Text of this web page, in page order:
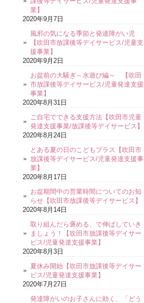
業】
2020年9月7日
風邪の気になる季節と発達障がい児
【吹田市放課後等デイサービス/児童支
援事業】
2020年9月2日
お盆前の大騒ぎ～水遊び編～ 【吹田
市放課後等デイサービス/児童発達支援
事業】
2020年8月31日
ご自宅でできる支援方法【吹田市児童
発達支援事業/放課後等デイサービス】
2020年8月24日
とある夏の日のこどもプラス【吹田市
放課後等デイサービス/児童発達支援事
業】
2020年8月17日
お盆期間中の営業時間についてのお知
らせ【吹田市放課後等デイサービス】
2020年8月14日
取り組んだら褒める、で伸ばしていき
ましょう！【吹田市放課後等デイサー
ビス/児童発達支援事業】
2020年8月3日
夏休み開始【吹田市放課後等デイサー
ビス/児童発達支援事業】
2020年7月27日
発達障がいのお子さんに効く、「どう